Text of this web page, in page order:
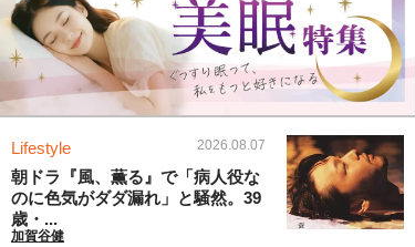
Lifestyle 2026.08.07
朝ドラ『風、薫る』で「病人役な
のに色気がダダ漏れ」と騒然。39
歳・...
加賀谷健